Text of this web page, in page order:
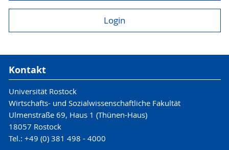
Kontakt
Universität Rostock
Wirtschafts- und Sozialwissenschaftliche Fakultät
Ulmenstraße 69, Haus 1 (Thünen-Haus)
18057 Rostock
Tel.: +49 (0) 381 498 - 4000